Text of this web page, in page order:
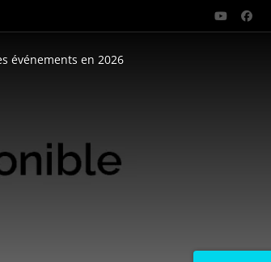
événements en 2026